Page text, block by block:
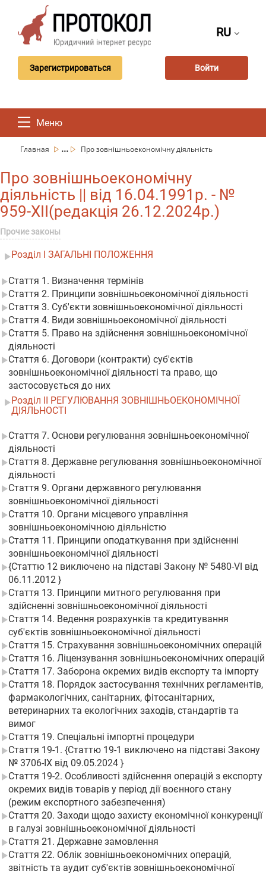
RU
Зарегистрироваться Войти
Меню
Главная ... Про зовнішньоекономічну діяльність
Про зовнішньоекономічну
діяльність || від 16.04.1991р. - №
959-XII(редакція 26.12.2024р.)
Прочие законы
Розділ I ЗАГАЛЬНІ ПОЛОЖЕННЯ
Стаття 1. Визначення термінів
Стаття 2. Принципи зовнішньоекономічної діяльності
Стаття 3. Суб'єкти зовнішньоекономічної діяльності
Стаття 4. Види зовнішньоекономічної діяльності
Стаття 5. Право на здійснення зовнішньоекономічної
діяльності
Стаття 6. Договори (контракти) суб'єктів
зовнішньоекономічної діяльності та право, що
застосовується до них
Розділ II РЕГУЛЮВАННЯ ЗОВНІШНЬОЕКОНОМІЧНОЇ
ДІЯЛЬНОСТІ
Стаття 7. Основи регулювання зовнішньоекономічної
діяльності
Стаття 8. Державне регулювання зовнішньоекономічної
діяльності
Стаття 9. Органи державного регулювання
зовнішньоекономічної діяльності
Стаття 10. Органи місцевого управління
зовнішньоекономічною діяльністю
Стаття 11. Принципи оподаткування при здійсненні
зовнішньоекономічної діяльності
{Статтю 12 виключено на підставі Закону № 5480-VI від
06.11.2012 }
Стаття 13. Принципи митного регулювання при
здійсненні зовнішньоекономічної діяльності
Стаття 14. Ведення розрахунків та кредитування
суб'єктів зовнішньоекономічної діяльності
Стаття 15. Страхування зовнішньоекономічних операцій
Стаття 16. Ліцензування зовнішньоекономічних операцій
Стаття 17. Заборона окремих видів експорту та імпорту
Стаття 18. Порядок застосування технічних регламентів,
фармакологічних, санітарних, фітосанітарних,
ветеринарних та екологічних заходів, стандартів та
вимог
Стаття 19. Спеціальні імпортні процедури
Стаття 19-1. {Статтю 19-1 виключено на підставі Закону
№ 3706-IX від 09.05.2024 }
Стаття 19-2. Особливості здійснення операцій з експорту
окремих видів товарів у період дії воєнного стану
(режим експортного забезпечення)
Стаття 20. Заходи щодо захисту економічної конкуренції
в галузі зовнішньоекономічної діяльності
Стаття 21. Державне замовлення
Стаття 22. Облік зовнішньоекономічних операцій,
звітність та аудит суб'єктів зовнішньоекономічної